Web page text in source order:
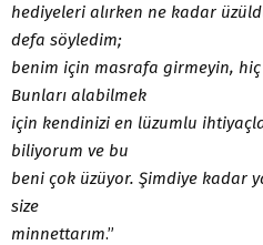
hediyeleri alırken ne kadar
defa söyledim;
benim için masrafa girmeyin,
Bunları alabilmek
için kendinizi en lüzumlu
biliyorum ve bu
beni çok üzüyor. Şimdiye kadar
size
minnettarım.”